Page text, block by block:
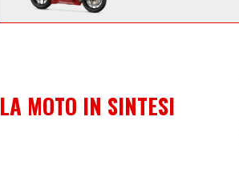
LA MOTO IN SINTESI